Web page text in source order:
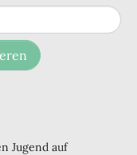
Jugend auf